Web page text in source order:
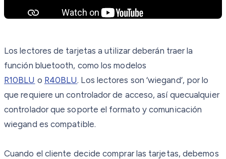
Los lectores de tarjetas a utilizar deberán traer la
función bluetooth, como los modelos
R10BLU o R40BLU. Los lectores son ‘wiegand’, por lo
que requiere un controlador de acceso, así quecualquier
controlador que soporte el formato y comunicación
wiegand es compatible.
Cuando el cliente decide comprar las tarjetas, debemos